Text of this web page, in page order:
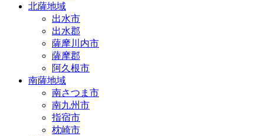
北薩地域
出水市
出水郡
薩摩川内市
薩摩郡
阿久根市
南薩地域
南さつま市
南九州市
指宿市
枕崎市